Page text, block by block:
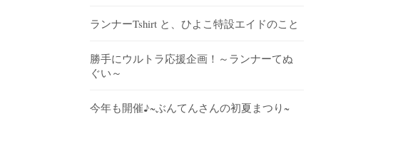
ランナーTshirt と、ひよこ特設エイドのこと
勝手にウルトラ応援企画！～ランナーてぬ
ぐい～
今年も開催♪~ぶんてんさんの初夏まつり~